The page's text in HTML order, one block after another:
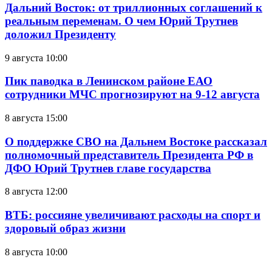
Дальний Восток: от триллионных соглашений к
реальным переменам. О чем Юрий Трутнев
доложил Президенту
9 августа 10:00
Пик паводка в Ленинском районе ЕАО
сотрудники МЧС прогнозируют на 9-12 августа
8 августа 15:00
О поддержке СВО на Дальнем Востоке рассказал
полномочный представитель Президента РФ в
ДФО Юрий Трутнев главе государства
8 августа 12:00
ВТБ: россияне увеличивают расходы на спорт и
здоровый образ жизни
8 августа 10:00